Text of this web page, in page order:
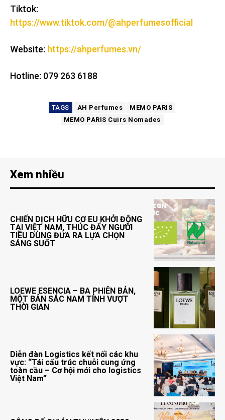
Tiktok:
https://www.tiktok.com/@ahperfumesofficial
Website: https://ahperfumes.vn/
Hotline: 079 263 6188
TAGS AH Perfumes
MEMO PARIS
MEMO PARIS Cuirs Nomades
Xem nhiều
CHIẾN DỊCH HỮU CƠ EU KHỞI ĐỘNG
TẠI VIỆT NAM, THÚC ĐẨY NGƯỜI
TIÊU DÙNG ĐƯA RA LỰA CHỌN
SÁNG SUỐT
LOEWE ESENCIA – BA PHIÊN BẢN,
MỘT BẢN SẮC NAM TÍNH VƯỢT
THỜI GIAN
Diễn đàn Logistics kết nối các khu
vực: “Tái cấu trúc chuỗi cung ứng
toàn cầu – Cơ hội mới cho logistics
Việt Nam”